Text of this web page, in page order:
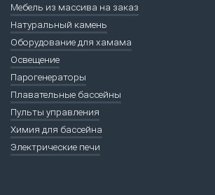
Мебель из массива на заказ
Натуральный камень
Оборудование для хамама
Освещение
Парогенераторы
Плавательные бассейны
Пульты управления
Химия для бассейна
Электрические печи